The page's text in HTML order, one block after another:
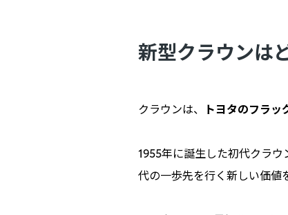
新型クラウンは
クラウンは、 トヨタのフラッ
1955年に誕生した初代クラ
代の一歩先を行く新しい価値